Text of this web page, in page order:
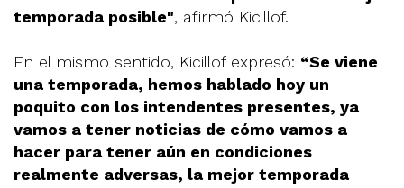
temporada posible", afirmó Kicillof.
En el mismo sentido, Kicillof expresó: “Se viene
una temporada, hemos hablado hoy un
poquito con los intendentes presentes, ya
vamos a tener noticias de cómo vamos a
hacer para tener aún en condiciones
realmente adversas, la mejor temporada